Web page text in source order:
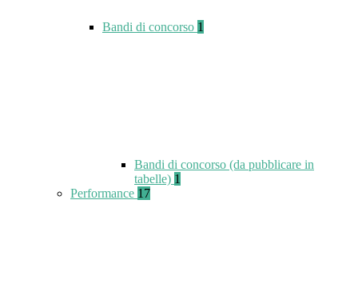
Bandi di concorso 1
Bandi di concorso (da pubblicare in
tabelle) 1
Performance 17